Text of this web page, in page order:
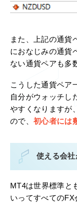
また、上記の通貨
におなじみの通貨
ない通貨ペアも多
こうした通貨ペア
自分がウォッチし
やすくなりますが
ので、 初心者には
使える会
MT4は世界標準と
いってすべての